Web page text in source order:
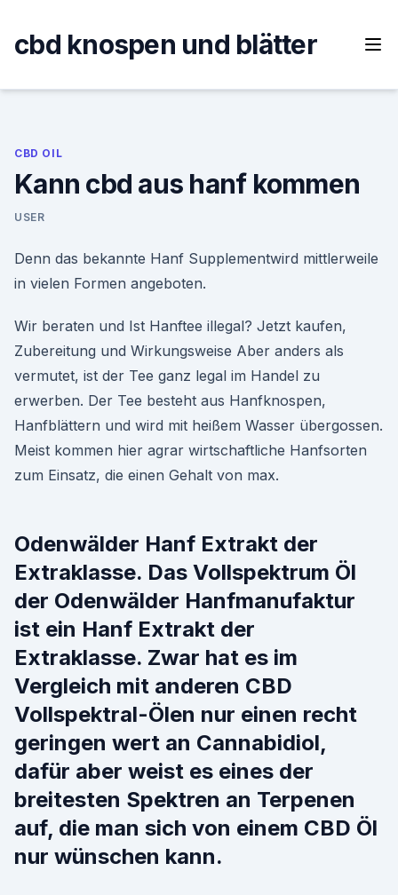
content
cbd knospen und blätter
CBD OIL
Kann cbd aus hanf kommen
USER
Denn das bekannte Hanf Supplementwird mittlerweile
in vielen Formen angeboten.
Wir beraten und Ist Hanftee illegal? Jetzt kaufen,
Zubereitung und Wirkungsweise Aber anders als
vermutet, ist der Tee ganz legal im Handel zu
erwerben. Der Tee besteht aus Hanfknospen,
Hanfblättern und wird mit heißem Wasser übergossen.
Meist kommen hier agrar wirtschaftliche Hanfsorten
zum Einsatz, die einen Gehalt von max.
Odenwälder Hanf Extrakt der
Extraklasse. Das Vollspektrum Öl
der Odenwälder Hanfmanufaktur
ist ein Hanf Extrakt der
Extraklasse. Zwar hat es im
Vergleich mit anderen CBD
Vollspektral-Ölen nur einen recht
geringen wert an Cannabidiol,
dafür aber weist es eines der
breitesten Spektren an Terpenen
auf, die man sich von einem CBD Öl
nur wünschen kann.